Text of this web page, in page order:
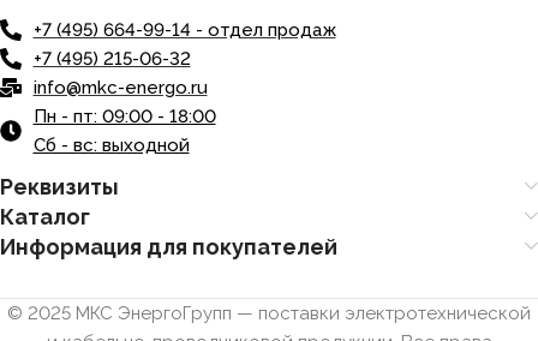
+7 (495) 664-99-14 - отдел продаж
+7 (495) 215-06-32
info@mkc-energo.ru
Пн - пт: 09:00 - 18:00
Сб - вс: выходной
Реквизиты
Каталог
Информация для покупателей
© 2025 МКС ЭнергоГрупп — поставки электротехнической